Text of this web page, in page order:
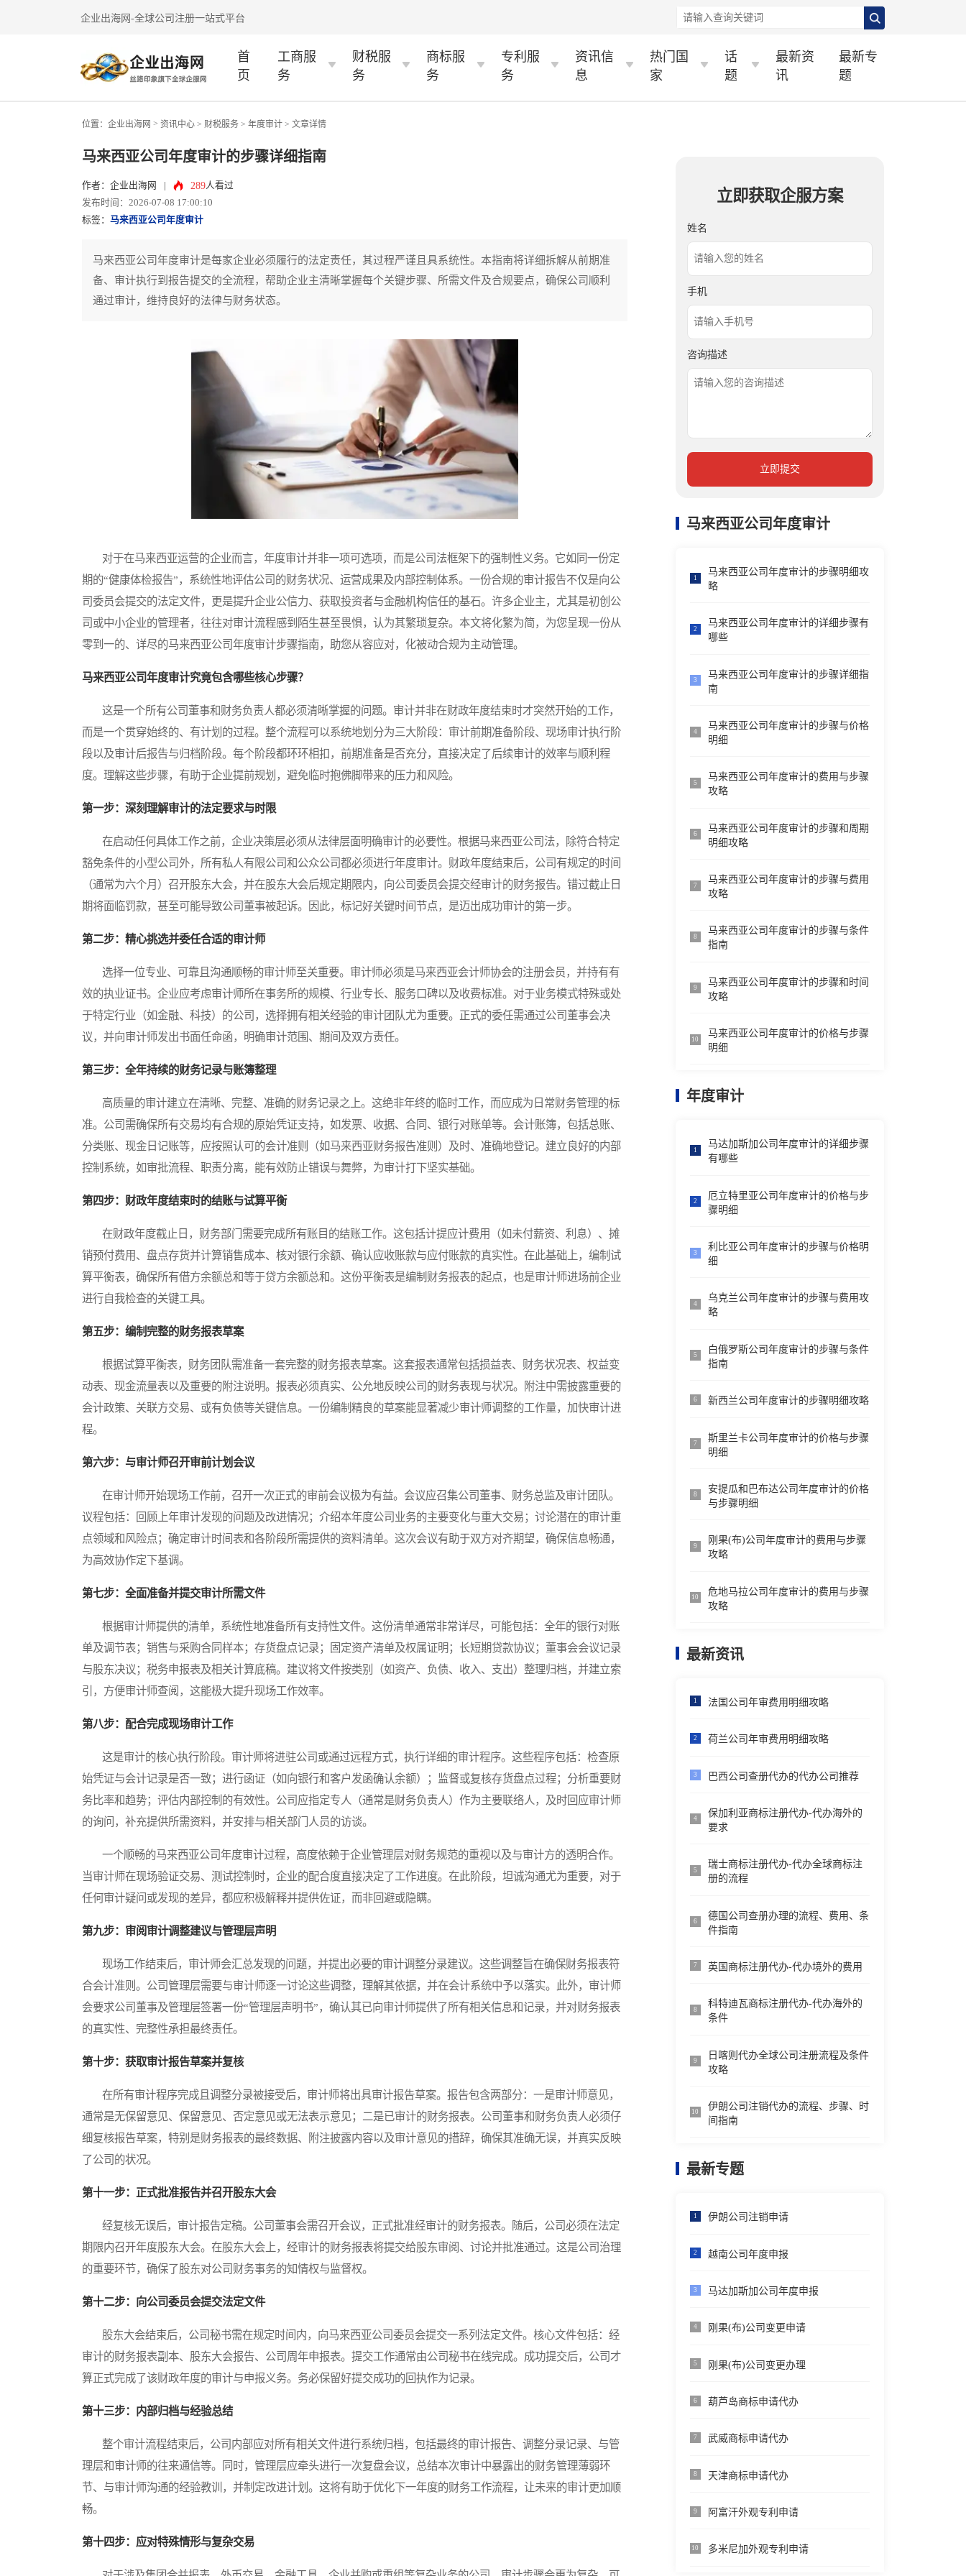
企业出海网-全球公司注册一站式平台
首
页
工商服
务
财税服
务
商标服
务
专利服
务
资讯信
息
热门国
家
话
题
最新资
讯
最新专
题
位置： 企业出海网 > 资讯中心 > 财税服务 > 年度审计 > 文章详情
马来西亚公司年度审计的步骤详细指南
作者：企业出海网 289人看过
发布时间：2026-07-08 17:00:10
标签： 马来西亚公司年度审计
马来西亚公司年度审计是每家企业必须履行的法定责任，其过程严谨且具系统性。本指南将详细拆解从前期准
备、审计执行到报告提交的全流程，帮助企业主清晰掌握每个关键步骤、所需文件及合规要点，确保公司顺利
通过审计，维持良好的法律与财务状态。
对于在马来西亚运营的企业而言，年度审计并非一项可选项，而是公司法框架下的强制性义务。它如同一份定
期的“健康体检报告”，系统性地评估公司的财务状况、运营成果及内部控制体系。一份合规的审计报告不仅是向公
司委员会提交的法定文件，更是提升企业公信力、获取投资者与金融机构信任的基石。许多企业主，尤其是初创公
司或中小企业的管理者，往往对审计流程感到陌生甚至畏惧，认为其繁琐复杂。本文将化繁为简，为您呈现一份从
零到一的、详尽的马来西亚公司年度审计步骤指南，助您从容应对，化被动合规为主动管理。
马来西亚公司年度审计究竟包含哪些核心步骤？
这是一个所有公司董事和财务负责人都必须清晰掌握的问题。审计并非在财政年度结束时才突然开始的工作，
而是一个贯穿始终的、有计划的过程。整个流程可以系统地划分为三大阶段：审计前期准备阶段、现场审计执行阶
段以及审计后报告与归档阶段。每个阶段都环环相扣，前期准备是否充分，直接决定了后续审计的效率与顺利程
度。理解这些步骤，有助于企业提前规划，避免临时抱佛脚带来的压力和风险。
第一步：深刻理解审计的法定要求与时限
在启动任何具体工作之前，企业决策层必须从法律层面明确审计的必要性。根据马来西亚公司法，除符合特定
豁免条件的小型公司外，所有私人有限公司和公众公司都必须进行年度审计。财政年度结束后，公司有规定的时间
（通常为六个月）召开股东大会，并在股东大会后规定期限内，向公司委员会提交经审计的财务报告。错过截止日
期将面临罚款，甚至可能导致公司董事被起诉。因此，标记好关键时间节点，是迈出成功审计的第一步。
第二步：精心挑选并委任合适的审计师
选择一位专业、可靠且沟通顺畅的审计师至关重要。审计师必须是马来西亚会计师协会的注册会员，并持有有
效的执业证书。企业应考虑审计师所在事务所的规模、行业专长、服务口碑以及收费标准。对于业务模式特殊或处
于特定行业（如金融、科技）的公司，选择拥有相关经验的审计团队尤为重要。正式的委任需通过公司董事会决
议，并向审计师发出书面任命函，明确审计范围、期间及双方责任。
第三步：全年持续的财务记录与账簿整理
高质量的审计建立在清晰、完整、准确的财务记录之上。这绝非年终的临时工作，而应成为日常财务管理的标
准。公司需确保所有交易均有合规的原始凭证支持，如发票、收据、合同、银行对账单等。会计账簿，包括总账、
分类账、现金日记账等，应按照认可的会计准则（如马来西亚财务报告准则）及时、准确地登记。建立良好的内部
控制系统，如审批流程、职责分离，能有效防止错误与舞弊，为审计打下坚实基础。
第四步：财政年度结束时的结账与试算平衡
在财政年度截止日，财务部门需要完成所有账目的结账工作。这包括计提应计费用（如未付薪资、利息）、摊
销预付费用、盘点存货并计算销售成本、核对银行余额、确认应收账款与应付账款的真实性。在此基础上，编制试
算平衡表，确保所有借方余额总和等于贷方余额总和。这份平衡表是编制财务报表的起点，也是审计师进场前企业
进行自我检查的关键工具。
第五步：编制完整的财务报表草案
根据试算平衡表，财务团队需准备一套完整的财务报表草案。这套报表通常包括损益表、财务状况表、权益变
动表、现金流量表以及重要的附注说明。报表必须真实、公允地反映公司的财务表现与状况。附注中需披露重要的
会计政策、关联方交易、或有负债等关键信息。一份编制精良的草案能显著减少审计师调整的工作量，加快审计进
程。
第六步：与审计师召开审前计划会议
在审计师开始现场工作前，召开一次正式的审前会议极为有益。会议应召集公司董事、财务总监及审计团队。
议程包括：回顾上年审计发现的问题及改进情况；介绍本年度公司业务的主要变化与重大交易；讨论潜在的审计重
点领域和风险点；确定审计时间表和各阶段所需提供的资料清单。这次会议有助于双方对齐期望，确保信息畅通，
为高效协作定下基调。
第七步：全面准备并提交审计所需文件
根据审计师提供的清单，系统性地准备所有支持性文件。这份清单通常非常详尽，可能包括：全年的银行对账
单及调节表；销售与采购合同样本；存货盘点记录；固定资产清单及权属证明；长短期贷款协议；董事会会议记录
与股东决议；税务申报表及相关计算底稿。建议将文件按类别（如资产、负债、收入、支出）整理归档，并建立索
引，方便审计师查阅，这能极大提升现场工作效率。
第八步：配合完成现场审计工作
这是审计的核心执行阶段。审计师将进驻公司或通过远程方式，执行详细的审计程序。这些程序包括：检查原
始凭证与会计记录是否一致；进行函证（如向银行和客户发函确认余额）；监督或复核存货盘点过程；分析重要财
务比率和趋势；评估内部控制的有效性。公司应指定专人（通常是财务负责人）作为主要联络人，及时回应审计师
的询问，补充提供所需资料，并安排与相关部门人员的访谈。
一个顺畅的马来西亚公司年度审计过程，高度依赖于企业管理层对财务规范的重视以及与审计方的透明合作。
当审计师在现场验证交易、测试控制时，企业的配合度直接决定了工作进度。在此阶段，坦诚沟通尤为重要，对于
任何审计疑问或发现的差异，都应积极解释并提供佐证，而非回避或隐瞒。
第九步：审阅审计调整建议与管理层声明
现场工作结束后，审计师会汇总发现的问题，并提出必要的审计调整分录建议。这些调整旨在确保财务报表符
合会计准则。公司管理层需要与审计师逐一讨论这些调整，理解其依据，并在会计系统中予以落实。此外，审计师
会要求公司董事及管理层签署一份“管理层声明书”，确认其已向审计师提供了所有相关信息和记录，并对财务报表
的真实性、完整性承担最终责任。
第十步：获取审计报告草案并复核
在所有审计程序完成且调整分录被接受后，审计师将出具审计报告草案。报告包含两部分：一是审计师意见，
通常是无保留意见、保留意见、否定意见或无法表示意见；二是已审计的财务报表。公司董事和财务负责人必须仔
细复核报告草案，特别是财务报表的最终数据、附注披露内容以及审计意见的措辞，确保其准确无误，并真实反映
了公司的状况。
第十一步：正式批准报告并召开股东大会
经复核无误后，审计报告定稿。公司董事会需召开会议，正式批准经审计的财务报表。随后，公司必须在法定
期限内召开年度股东大会。在股东大会上，经审计的财务报表将提交给股东审阅、讨论并批准通过。这是公司治理
的重要环节，确保了股东对公司财务事务的知情权与监督权。
第十二步：向公司委员会提交法定文件
股东大会结束后，公司秘书需在规定时间内，向马来西亚公司委员会提交一系列法定文件。核心文件包括：经
审计的财务报表副本、股东大会报告、公司周年申报表。提交工作通常由公司秘书在线完成。成功提交后，公司才
算正式完成了该财政年度的审计与申报义务。务必保留好提交成功的回执作为记录。
第十三步：内部归档与经验总结
整个审计流程结束后，公司内部应对所有相关文件进行系统归档，包括最终的审计报告、调整分录记录、与管
理层和审计师的往来通信等。同时，管理层应牵头进行一次复盘会议，总结本次审计中暴露出的财务管理薄弱环
节、与审计师沟通的经验教训，并制定改进计划。这将有助于优化下一年度的财务工作流程，让未来的审计更加顺
畅。
第十四步：应对特殊情形与复杂交易
立即获取企服方案
姓名
手机
咨询描述
立即提交
马来西亚公司年度审计
1
马来西亚公司年度审计的步骤明细攻
略
2
马来西亚公司年度审计的详细步骤有
哪些
3
马来西亚公司年度审计的步骤详细指
南
4
马来西亚公司年度审计的步骤与价格
明细
5
马来西亚公司年度审计的费用与步骤
攻略
6
马来西亚公司年度审计的步骤和周期
明细攻略
7
马来西亚公司年度审计的步骤与费用
攻略
8
马来西亚公司年度审计的步骤与条件
指南
9
马来西亚公司年度审计的步骤和时间
攻略
10
马来西亚公司年度审计的价格与步骤
明细
年度审计
1
马达加斯加公司年度审计的详细步骤
有哪些
2
厄立特里亚公司年度审计的价格与步
骤明细
3
利比亚公司年度审计的步骤与价格明
细
4
乌克兰公司年度审计的步骤与费用攻
略
5
白俄罗斯公司年度审计的步骤与条件
指南
6 新西兰公司年度审计的步骤明细攻略
7
斯里兰卡公司年度审计的价格与步骤
明细
8
安提瓜和巴布达公司年度审计的价格
与步骤明细
9
刚果(布)公司年度审计的费用与步骤
攻略
10
危地马拉公司年度审计的费用与步骤
攻略
最新资讯
1 法国公司年审费用明细攻略
2 荷兰公司年审费用明细攻略
3 巴西公司查册代办的代办公司推荐
4
保加利亚商标注册代办-代办海外的
要求
5
瑞士商标注册代办-代办全球商标注
册的流程
6
德国公司查册办理的流程、费用、条
件指南
7 英国商标注册代办-代办境外的费用
8
科特迪瓦商标注册代办-代办海外的
条件
9
日喀则代办全球公司注册流程及条件
攻略
10
伊朗公司注销代办的流程、步骤、时
间指南
最新专题
1 伊朗公司注销申请
2 越南公司年度申报
3 马达加斯加公司年度申报
4 刚果(布)公司变更申请
5 刚果(布)公司变更办理
6 葫芦岛商标申请代办
7 武威商标申请代办
8 天津商标申请代办
9 阿富汗外观专利申请
10 多米尼加外观专利申请